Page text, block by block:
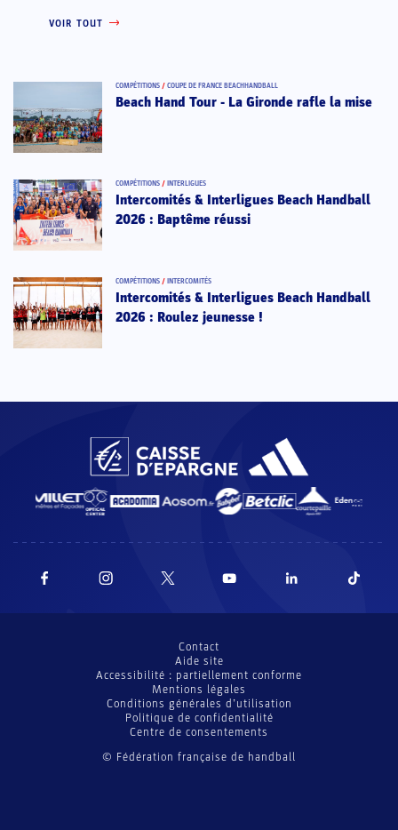
VOIR TOUT
COMPÉTITIONS / COUPE DE FRANCE BEACHHANDBALL
Beach Hand Tour - La Gironde rafle la mise
COMPÉTITIONS / INTERLIGUES
Intercomités & Interligues Beach Handball
2026 : Baptême réussi
COMPÉTITIONS / INTERCOMITÉS
Intercomités & Interligues Beach Handball
2026 : Roulez jeunesse !
© Fédération française de handball
Contact
Aide site
Accessibilité : partiellement conforme
Mentions légales
Conditions générales d’utilisation
Politique de confidentialité
Centre de consentements